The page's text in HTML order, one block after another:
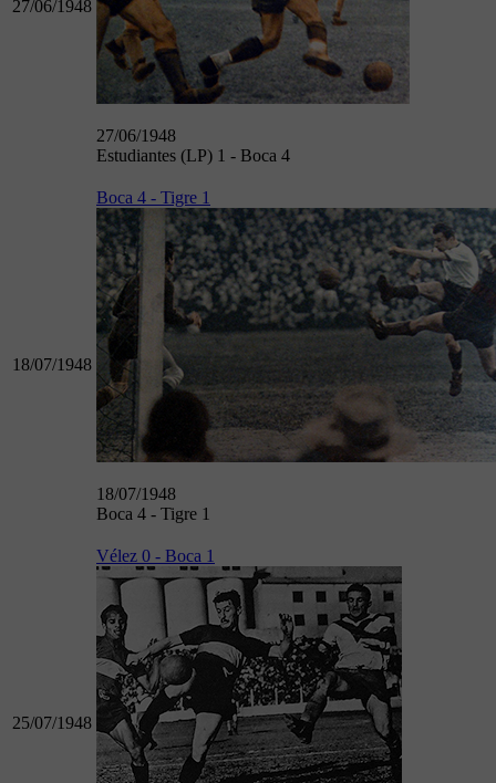
27/06/1948
27/06/1948
Estudiantes (LP) 1 - Boca 4
18/07/1948
Boca 4 - Tigre 1
18/07/1948
Boca 4 - Tigre 1
25/07/1948
Vélez 0 - Boca 1